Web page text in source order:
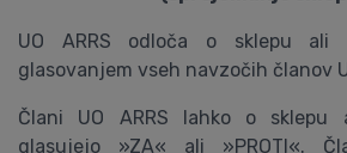
UO ARRS odloča o sklepu
glasovanjem vseh navzočih članov
Člani UO ARRS lahko o sklepu
glasujejo »ZA« ali »PROTI«.